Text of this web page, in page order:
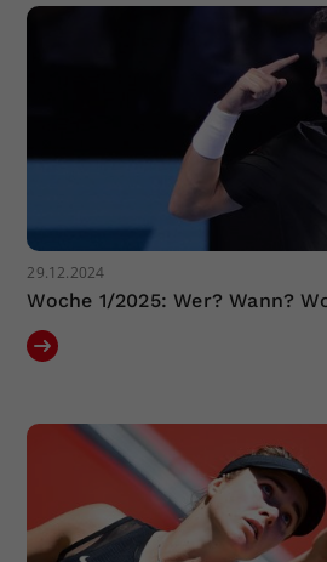
29.12.2024
Woche 1/2025: Wer? Wann?